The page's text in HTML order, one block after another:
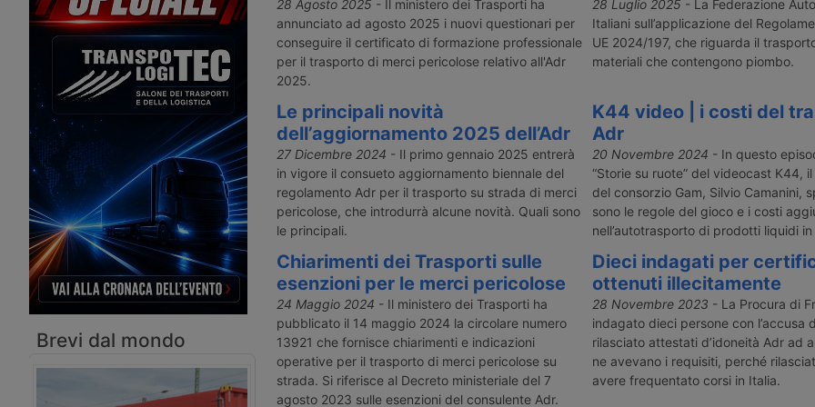
gli organi di controllo nazionali e una
classificazione tripartita delle
infrazioni, con applicazione dal 24
giugno 2026.
ministero dei Trasporti, in
attuazione della direttiva Ue
2022/1999 sul trasporto stradale di
merci pericolose.
Lo mostra questo episodio del
videocast K44, dove un trattore
elettrico Man è presentato al Gam
di Mantova.
del Lavoro,
Gestori
Studio
Brevi dal mondo
28 Agosto 2025 - Il ministero dei Trasporti ha
annunciato ad agosto 2025 i nuovi questionari per
conseguire il certificato di formazione professionale
per il trasporto di merci pericolose relativo all'Adr
2025.
28 Luglio 2025 - La Federazione
Italiani sull’applicazione del
UE 2024/197, che riguarda il
materiali che contengono piombo.
Le principali novità
dell’aggiornamento 2025 dell’Adr
27 Dicembre 2024 - Il primo gennaio 2025 entrerà
in vigore il consueto aggiornamento biennale del
regolamento Adr per il trasporto su strada di merci
pericolose, che introdurrà alcune novità. Quali sono
le principali.
K44 video | i costi del
Adr
20 Novembre 2024 - In questo
“Storie su ruote” del videocast K44,
del consorzio Gam, Silvio Camanini,
sono le regole del gioco e i costi
nell’autotrasporto di prodotti liquidi
Chiarimenti dei Trasporti sulle
esenzioni per le merci pericolose
24 Maggio 2024 - Il ministero dei Trasporti ha
pubblicato il 14 maggio 2024 la circolare numero
13921 che fornisce chiarimenti e indicazioni
operative per il trasporto di merci pericolose su
strada. Si riferisce al Decreto ministeriale del 7
agosto 2023 sulle esenzioni del consulente Adr.
Dieci indagati per
ottenuti illecitamente
28 Novembre 2023 - La Procura di
indagato dieci persone con l’accusa
rilasciato attestati d’idoneità Adr ad
ne avevano i requisiti, perché
avere frequentato corsi in Italia.